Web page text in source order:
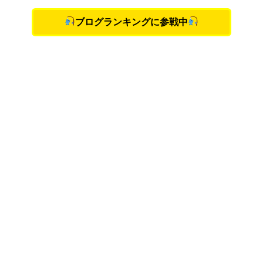
ブログランキングに参戦中